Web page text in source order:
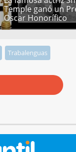
Temple ganó un
Oscar Honorífico
Trabalenguas